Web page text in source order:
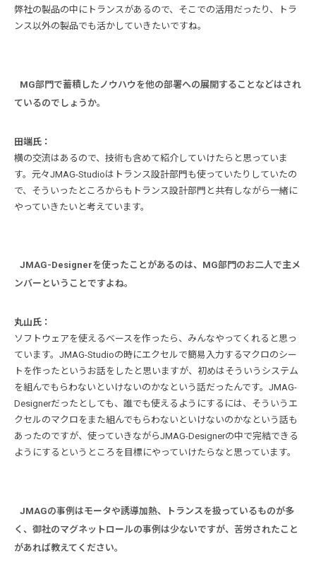
弊社の製品の中にトランスがあるので、そこでの活用だったり、トラ
ンス以外の製品でも活かしていきたいですね。
MG部門で蓄積したノウハウを他の部署への展開することなどはされ
ているのでしょうか。
田端氏：
横の交流はあるので、技術も含めて紹介していけたらと思っていま
す。元々JMAG-Studioはトランス設計部門も使っていたりしていたの
で、そういったところからもトランス設計部門と共有しながら一緒に
やっていきたいと考えています。
JMAG-Designerを使ったことがあるのは、MG部門のお二人で主メ
ンバーということですよね。
丸山氏：
ソフトウェアを使えるベースを作ったら、みんなやってくれると思っ
ています。JMAG-Studioの時にエクセルで簡易入力するマクロのシー
トを作ったというお話をしたと思いますが、初めはそういうシステム
を組んでもらわないといけないのかなという話だったんです。JMAG-
Designerだったとしても、誰でも使えるようにするには、そういうエ
クセルのマクロをまた組んでもらわないといけないのかなという話も
あったのですが、使っていきながらJMAG-Designerの中で完結できる
ようにするというところを目標にやっていけたらなと思っています。
JMAGの事例はモータや誘導加熱、トランスを扱っているものが多
く、御社のマグネットロールの事例は少ないですが、苦労されたこと
があれば教えてください。